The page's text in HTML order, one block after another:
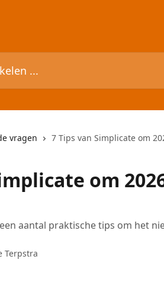
vragen 7 Tips van Simplicate om
om
aantal praktische tips om het
Terpstra